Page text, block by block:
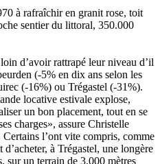
à rafraîchir en granit rose, toit
sentier du littoral, 350.000
d’avoir rattrapé leur niveau d’il
(-5% en dix ans selon les
(-16%) ou Trégastel (-31%).
locative estivale explose,
un bon placement, tout en se
charges», assure Christelle
l’ont vite compris, comme
à Trégastel, une longère
sur un terrain de 3.000 mètres